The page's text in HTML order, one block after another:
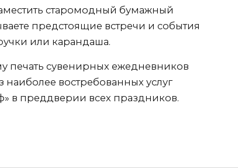
старомодный бумажный
предстоящие встречи и события
или карандаша.
печать сувенирных ежедневников
востребованных услуг
в преддверии всех праздников.